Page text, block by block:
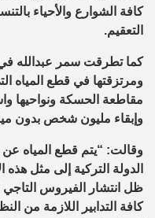
كافة الشوارع والأحياء
التعقيم.
كما تطرقت سمر عبدالله في
ومرتزقتها في قطع المياه
مقاطعة الحسكة ونواحيها
وإبقاء مليون شخص بدون
وقالت: “يتم قطع المياه
الدولة التركية إلى مثل
ظل انتشار الفيروس التاجي
كافة التدابير اللازمة من